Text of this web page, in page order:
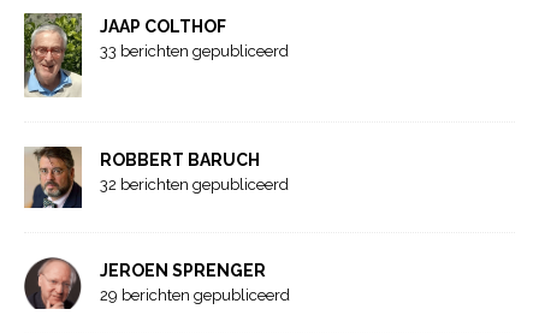
JAAP COLTHOF
33 berichten gepubliceerd
ROBBERT BARUCH
32 berichten gepubliceerd
JEROEN SPRENGER
29 berichten gepubliceerd